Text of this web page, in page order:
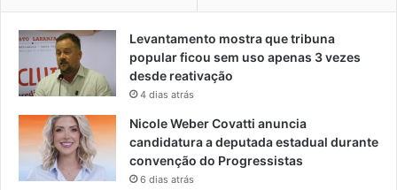
Levantamento mostra que tribuna
popular ficou sem uso apenas 3 vezes
desde reativação
4 dias atrás
Nicole Weber Covatti anuncia
candidatura a deputada estadual durante
convenção do Progressistas
6 dias atrás